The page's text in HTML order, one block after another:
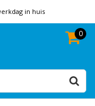
in huis
0